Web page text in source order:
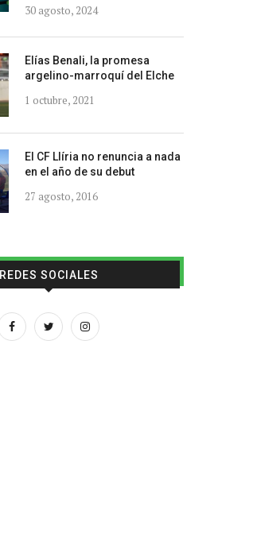
30 agosto, 2024
Elías Benali, la promesa
argelino-marroquí del Elche
1 octubre, 2021
El CF Llíria no renuncia a nada
en el año de su debut
27 agosto, 2016
REDES SOCIALES